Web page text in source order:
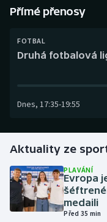
Box
Curling
Florbal
Futsal
Golf
Gymnastika
Přímé přenosy
FOTBAL
Druhá fotbalová
Dnes, 17:35-19:55
Aktuality ze
PLAVÁNÍ
Evropa
medaili
Před 35 min